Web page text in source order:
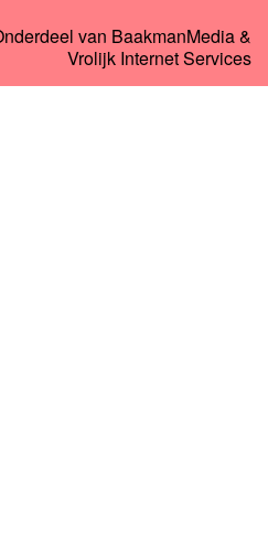
van BaakmanMedia&
Vrolijk Internet Services